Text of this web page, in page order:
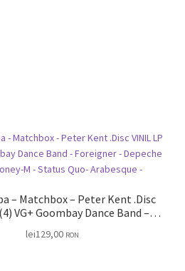
– Matchbox – Peter Kent .Disc
Dance Band –
Quo- Arabesque –
lei129,00 RON